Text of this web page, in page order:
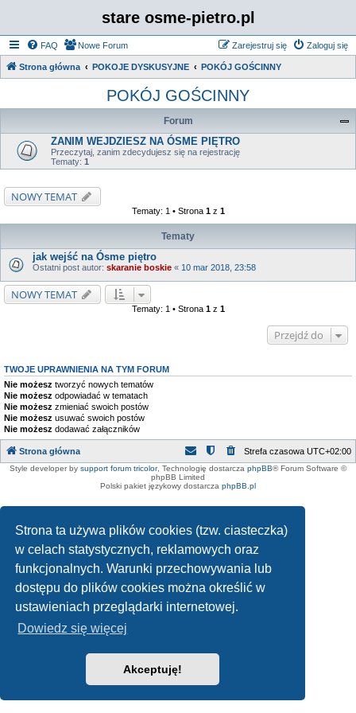
Strona ta używa plików cookies (tzw. ciasteczka)
w celach statystycznych, reklamowych oraz
funkcjonalnych. Warunki przechowywania lub
dostępu do plików cookies można określić w
ustawieniach przeglądarki internetowej.
Dowiedz się więcej
Akceptuję!
stare osme-pietro.pl
FAQ Zaloguj się
Zarejestruj się
Nowe Forum
Strona główna POKOJE DYSKUSYJNE POKÓJ GOŚCINNY
POKÓJ GOŚCINNY
Forum
ZANIM WEJDZIESZ NA ÓSME PIĘTRO
Przeczytaj, zanim zdecydujesz się na rejestrację
Tematy: 1
NOWY TEMAT
Tematy: 1 • Strona 1z 1
Tematy
jak wejść na Ósme piętro
Ostatni post autor: skaranie boskie « 10 mar 2018, 23:58
NOWY TEMAT
Tematy: 1 • Strona 1z 1
Przejdź do
TWOJE UPRAWNIENIA NA TYM FORUM
Nie możesz tworzyć nowych tematów
Nie możesz odpowiadać w tematach
Nie możesz zmieniać swoich postów
Nie możesz usuwać swoich postów
Nie możesz dodawać załączników
Strona główna Strefa czasowa UTC+02:00
Style developer by support forum tricolor, Technologię dostarcza phpBB® Forum Software ©
phpBB Limited
Polski pakiet językowy dostarcza phpBB.pl